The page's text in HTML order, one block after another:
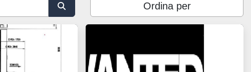
Ordina per